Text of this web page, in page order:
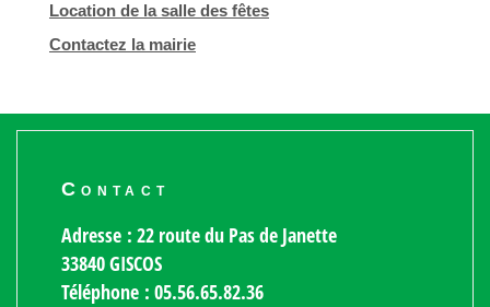
Location de la salle des fêtes
Contactez la mairie
Contact
Adresse : 22 route du Pas de Janette
33840 GISCOS
Téléphone : 05.56.65.82.36